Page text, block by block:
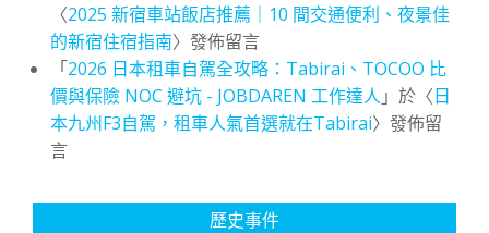
〈2025 新宿車站飯店推薦｜10 間交通便利、夜景佳
的新宿住宿指南〉發佈留言
「2026 日本租車自駕全攻略：Tabirai、TOCOO 比
價與保險 NOC 避坑 - JOBDAREN 工作達人 」於〈日
本九州F3自駕，租車人氣首選就在Tabirai〉發佈留
言
歷史事件